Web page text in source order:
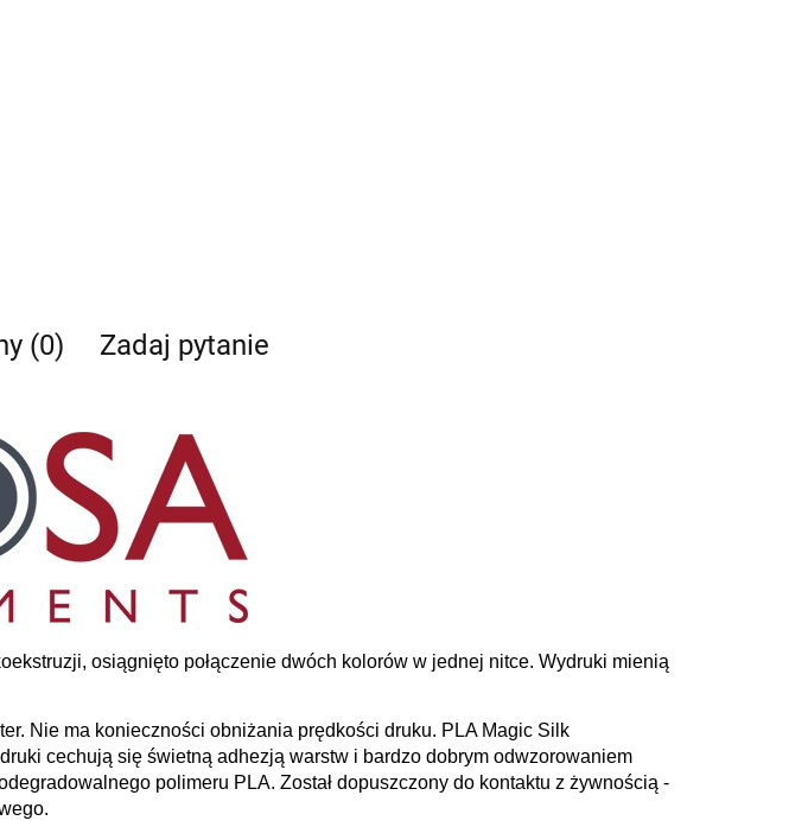
(0) Zadaj pytanie
osiągnięto połączenie dwóch kolorów w jednej nitce. Wydruki mienią
Nie ma konieczności obniżania prędkości druku. PLA Magic Silk
cechują się świetną adhezją warstw i bardzo dobrym odwzorowaniem
polimeru PLA. Został dopuszczony do kontaktu z żywnością -